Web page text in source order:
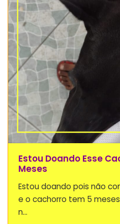
Estou Doando Esse
Meses
Estou doando pois não
e o cachorro tem 5
n...